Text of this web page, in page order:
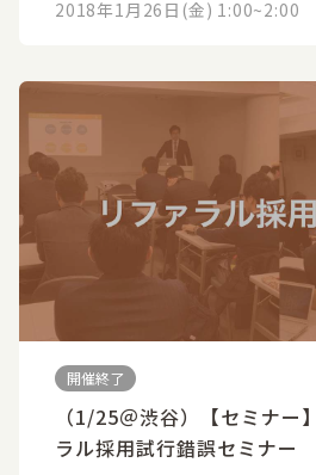
2018年1月26日(金) 1:00~2:00
開催終了
（1/25＠渋谷）【セミナー
ラル採用試行錯誤セミナー